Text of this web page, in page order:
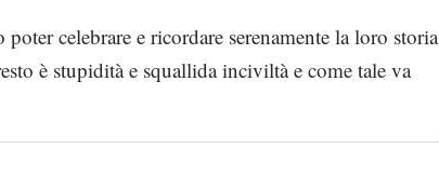
celebrare e ricordare serenamente la loro storia
è stupidità e squallida inciviltà e come tale va